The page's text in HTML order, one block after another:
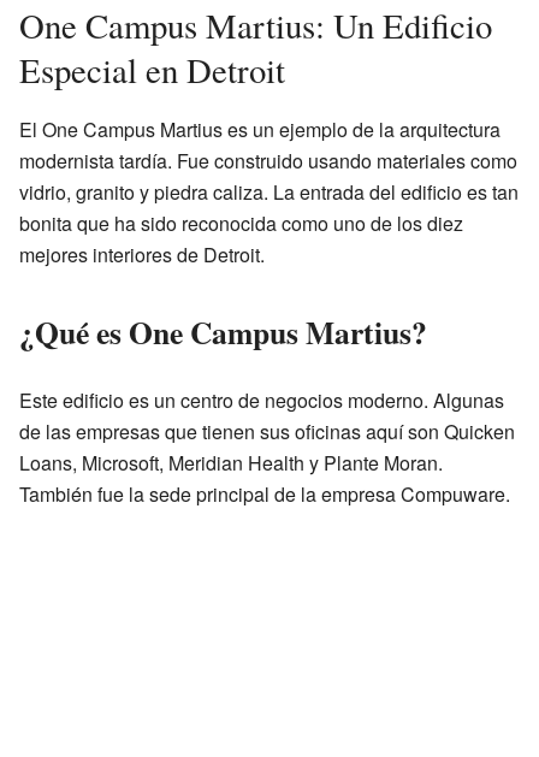
One Campus Martius: Un Edificio
Especial en Detroit
El One Campus Martius es un ejemplo de la arquitectura
modernista tardía. Fue construido usando materiales como
vidrio, granito y piedra caliza. La entrada del edificio es tan
bonita que ha sido reconocida como uno de los diez
mejores interiores de Detroit.
¿Qué es One Campus Martius?
Este edificio es un centro de negocios moderno. Algunas
de las empresas que tienen sus oficinas aquí son Quicken
Loans, Microsoft, Meridian Health y Plante Moran.
También fue la sede principal de la empresa Compuware.